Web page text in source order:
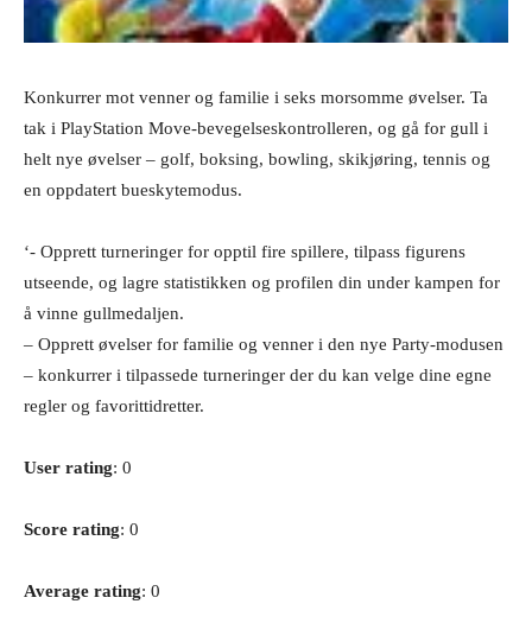
Konkurrer mot venner og familie i seks morsomme øvelser. Ta
tak i PlayStation Move-bevegelseskontrolleren, og gå for gull i
helt nye øvelser – golf, boksing, bowling, skikjøring, tennis og
en oppdatert bueskytemodus.
‘- Opprett turneringer for opptil fire spillere, tilpass figurens
utseende, og lagre statistikken og profilen din under kampen for
å vinne gullmedaljen.
– Opprett øvelser for familie og venner i den nye Party-modusen
– konkurrer i tilpassede turneringer der du kan velge dine egne
regler og favorittidretter.
User rating: 0
Score rating: 0
Average rating: 0